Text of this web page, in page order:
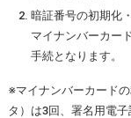
暗証番号の初期化
マイナンバーカー
手続となります。
※マイナンバーカード
タ）は3回、署名用電